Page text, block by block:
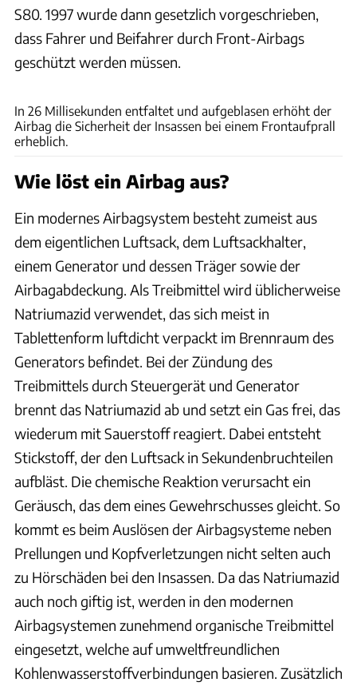
S80. 1997 wurde dann gesetzlich vorgeschrieben,
dass Fahrer und Beifahrer durch Front-Airbags
geschützt werden müssen.
In 26 Millisekunden entfaltet und aufgeblasen erhöht der
Airbag die Sicherheit der Insassen bei einem Frontaufprall
erheblich.
Wie löst ein Airbag aus?
Ein modernes Airbagsystem besteht zumeist aus
dem eigentlichen Luftsack, dem Luftsackhalter,
einem Generator und dessen Träger sowie der
Airbagabdeckung. Als Treibmittel wird üblicherweise
Natriumazid verwendet, das sich meist in
Tablettenform luftdicht verpackt im Brennraum des
Generators befindet. Bei der Zündung des
Treibmittels durch Steuergerät und Generator
brennt das Natriumazid ab und setzt ein Gas frei, das
wiederum mit Sauerstoff reagiert. Dabei entsteht
Stickstoff, der den Luftsack in Sekundenbruchteilen
aufbläst. Die chemische Reaktion verursacht ein
Geräusch, das dem eines Gewehrschusses gleicht. So
kommt es beim Auslösen der Airbagsysteme neben
Prellungen und Kopfverletzungen nicht selten auch
zu Hörschäden bei den Insassen. Da das Natriumazid
auch noch giftig ist, werden in den modernen
Airbagsystemen zunehmend organische Treibmittel
eingesetzt, welche auf umweltfreundlichen
Kohlenwasserstoffverbindungen basieren. Zusätzlich